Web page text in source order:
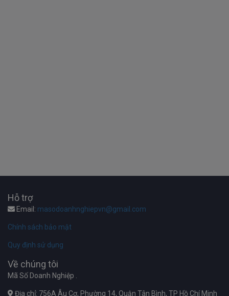
Hỗ trợ
Email: masodoanhnghiepvn@gmail.com
Chính sách bảo mật
Quy định sử dụng
Về chúng tôi
Mã Số Doanh Nghiệp .
Địa chỉ: 756A Âu Cơ, Phường 14, Quận Tân Bình, TP Hồ Chí Minh